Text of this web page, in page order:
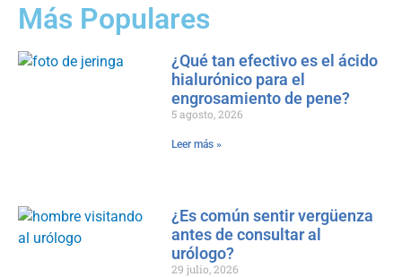
Más Populares
¿Qué tan efectivo es el ácido
hialurónico para el
engrosamiento de pene?
5 agosto, 2026
Leer más »
¿Es común sentir vergüenza
antes de consultar al
urólogo?
29 julio, 2026